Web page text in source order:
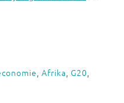
, Afrika, G20,